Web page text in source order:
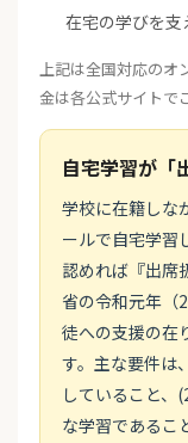
在宅の学びを支
上記は全国対応のオ
金は各公式サイトで
自宅学習が「
学校に在籍しな
ールで自宅学習
認めれば『出席
省の令和元年（
徒への支援の在
す。主な要件は
していること、
な学習であるこ